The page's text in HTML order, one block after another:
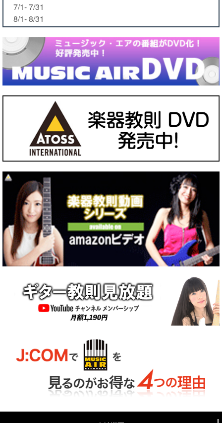
7/1- 7/31
8/1- 8/31